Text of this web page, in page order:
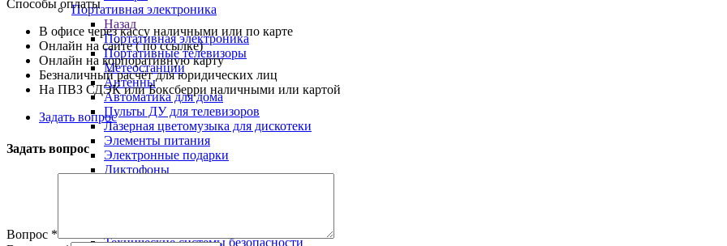
Портативная электроника
Назад
Портативная электроника
Портативные телевизоры
Метеостанции
Антенны
Автоматика для дома
Пульты ДУ для телевизоров
Лазерная цветомузыка для дискотеки
Элементы питания
Электронные подарки
Диктофоны
Технические системы безопасности
Способы оплаты
В офисе через кассу наличными или по карте
Онлайн на сайте ( по ссылке)
Онлайн на корпоративную карту
Безналичный расчёт для юридических лиц
На ПВЗ СДЭК или Боксберри наличными или картой
Задать вопрос
Задать вопрос
Вопрос *